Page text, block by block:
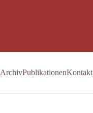
ArchivPublikationenKontakt